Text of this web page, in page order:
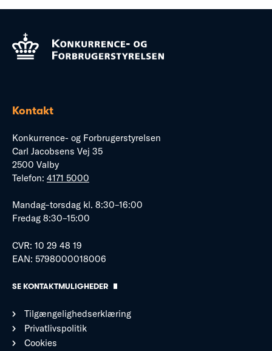
Kontakt
Konkurrence- og Forbrugerstyrelsen
Carl Jacobsens Vej 35
2500 Valby
Telefon: 4171 5000
Mandag–torsdag kl. 8:30–16:00
Fredag 8:30–15:00
CVR: 10 29 48 19
EAN: 5798000018006
SE KONTAKTMULIGHEDER
Tilgængelighedserklæring
Privatlivspolitik
Cookies